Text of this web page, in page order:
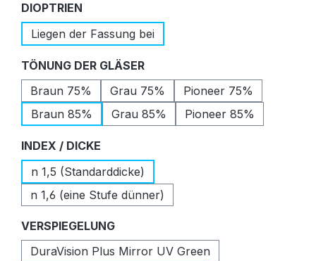
DIOPTRIEN
Liegen der Fassung bei
TÖNUNG DER GLÄSERauswählen
Braun 75%
Grau 75%
Pioneer 75%
Braun 85%
Grau 85% Pioneer 85%
INDEX / DICKE
n 1,5 (Standarddicke)
n 1,6 (eine Stufe dünner)
VERSPIEGELUNGauswählen
DuraVision Plus Mirror UV Green